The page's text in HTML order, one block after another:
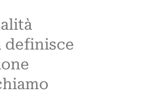
definisce